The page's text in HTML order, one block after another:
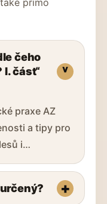
čeho
část“
praxe AZ
a tipy pro
i…